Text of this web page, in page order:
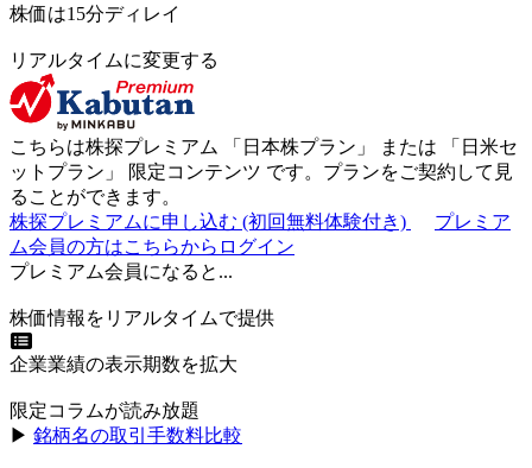
株価は15分ディレイ
リアルタイムに変更する
こちらは株探プレミアム 「 日本株プラン 」 または 「 日米セ
ットプラン 」 限定コンテンツ です。プランをご契約して見
ることができます。
株探プレミアムに申し込む (初回無料体験付き)
プレミア
ム会員の方はこちらからログイン
プレミアム会員になると...
株価情報をリアルタイムで提供
企業業績の表示期数を拡大
限定コラムが読み放題
▶︎ 銘柄名の取引手数料比較